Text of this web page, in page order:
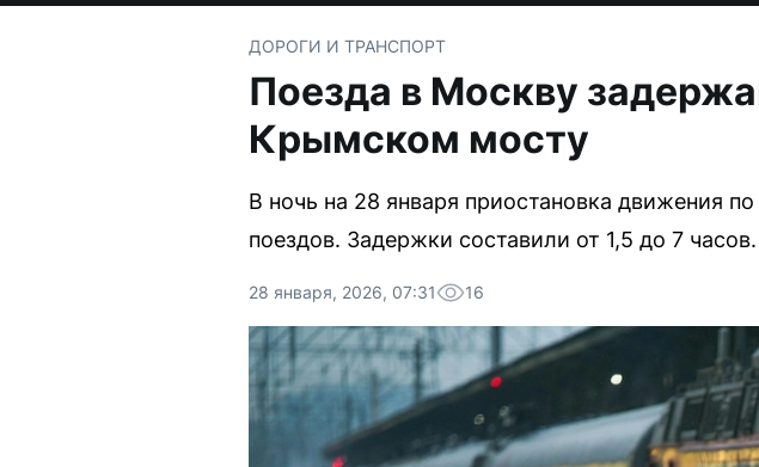
ДОРОГИ И ТРАНСПОРТ
Поезда в Москву
Крымском мосту
В ночь на 28 января приостановка движения
поездов. Задержки составили от 1,5 до 7 часов.
28 января, 2026, 07:31 16